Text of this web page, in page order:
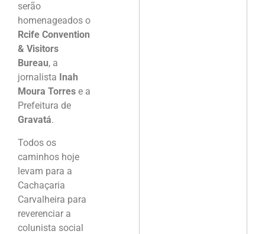
serão
homenageados o
Rcife Convention
& Visitors
Bureau, a
jornalista Inah
Moura Torres e a
Prefeitura de
Gravatá.
Todos os
caminhos hoje
levam para a
Cachaçaria
Carvalheira para
reverenciar a
colunista social